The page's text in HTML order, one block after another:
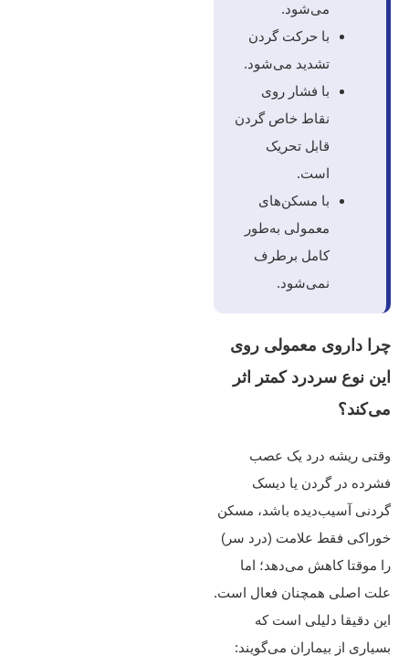
می‌شود.
با حرکت گردن
تشدید می‌شود.
با فشار روی
نقاط خاص گردن
قابل تحریک
است.
با مسکن‌های
معمولی به‌طور
کامل برطرف
نمی‌شود.
چرا داروی معمولی روی
این نوع سردرد کمتر اثر
می‌کند؟
وقتی ریشه درد یک عصب
فشرده در گردن یا دیسک
گردنی آسیب‌دیده باشد، مسکن
خوراکی فقط علامت (درد سر)
را موقتا کاهش می‌دهد؛ اما
علت اصلی همچنان فعال است.
این دقیقا دلیلی است که
بسیاری از بیماران می‌گویند: